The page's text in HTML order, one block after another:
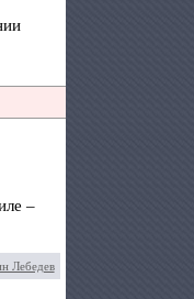
–
Лебедев